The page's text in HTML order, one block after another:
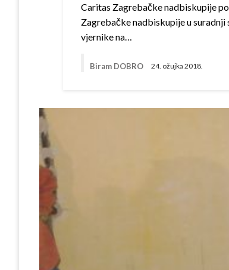
Caritas Zagrebačke nadbiskupije
Zagrebačke nadbiskupije u
vjernike na…
Biram DOBRO 24. ožujka 2018.